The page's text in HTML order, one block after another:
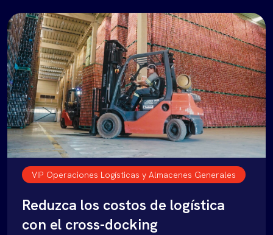
VIP Operaciones Logísticas y Almacenes Generales
Reduzca los costos de logística
con el cross-docking